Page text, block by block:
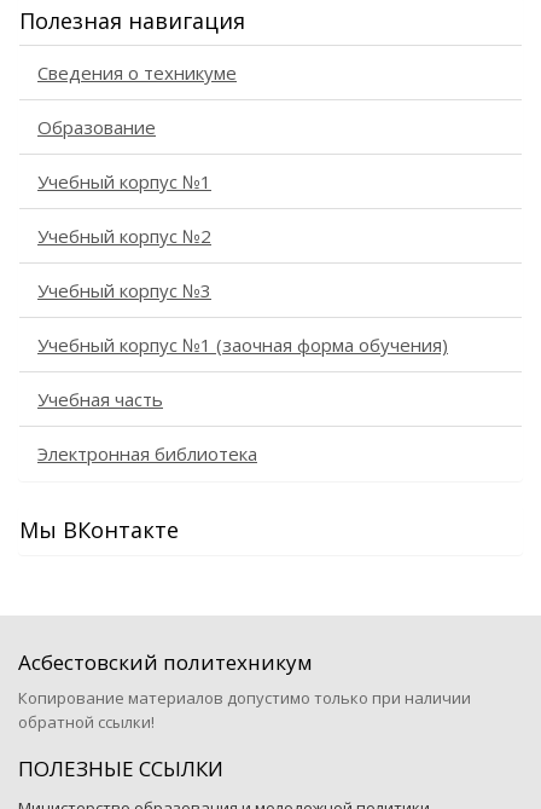
Полезная навигация
Сведения о техникуме
Образование
Учебный корпус №1
Учебный корпус №2
Учебный корпус №3
Учебный корпус №1 (заочная форма обучения)
Учебная часть
Электронная библиотека
Мы ВКонтакте
Асбестовский политехникум
Копирование материалов допустимо только при наличии
обратной ссылки!
ПОЛЕЗНЫЕ ССЫЛКИ